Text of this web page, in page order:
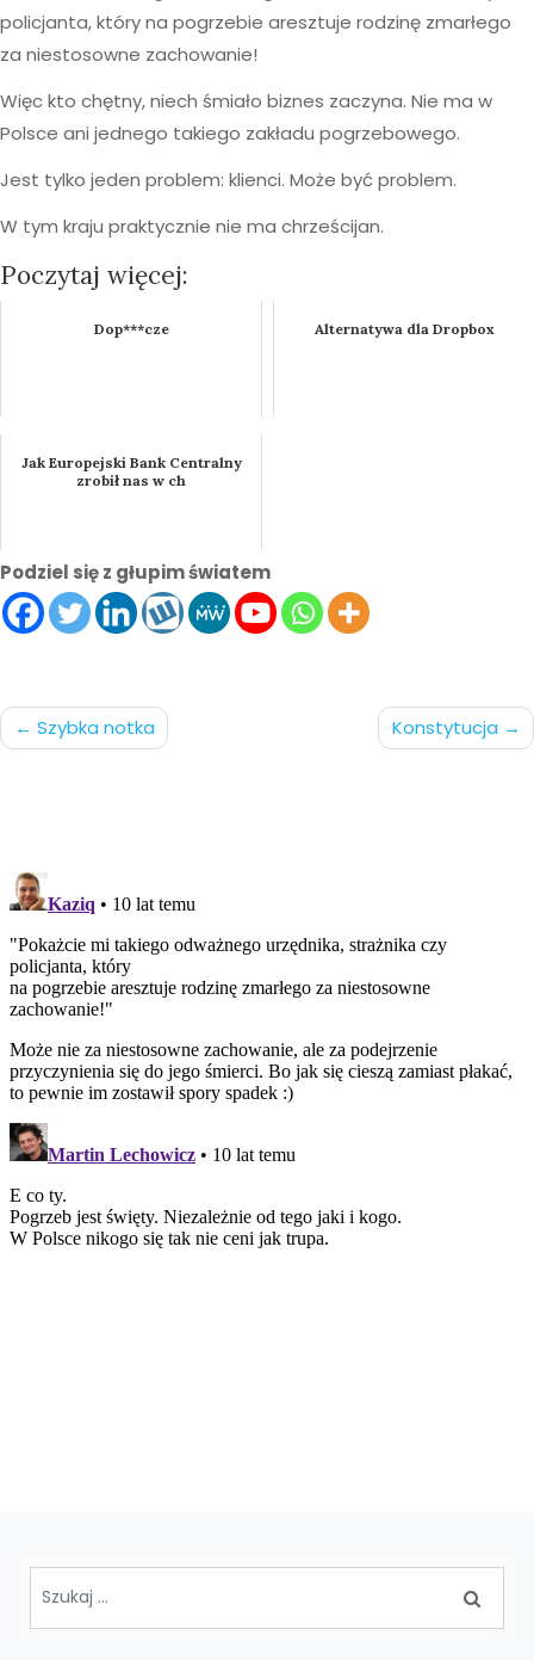
policjanta, który na pogrzebie aresztuje rodzinę zmarłego
za niestosowne zachowanie!
Więc kto chętny, niech śmiało biznes zaczyna. Nie ma w
Polsce ani jednego takiego zakładu pogrzebowego.
Jest tylko jeden problem: klienci. Może być problem.
W tym kraju praktycznie nie ma chrześcijan.
Poczytaj więcej:
Dop***cze Alternatywa dla Dropbox
Jak Europejski Bank Centralny
zrobił nas w ch
Podziel się z głupim światem
Nawigacja
Szybka notka Konstytucja